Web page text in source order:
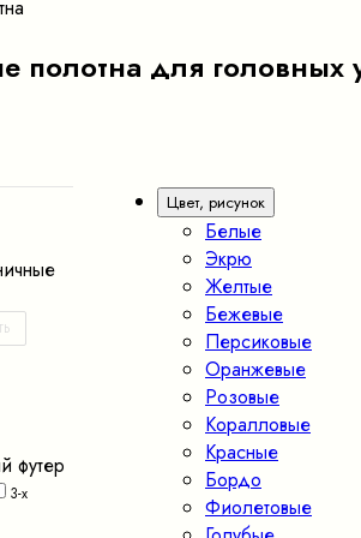
полотна для головных
футер
3-х
Цвет, рисунок
Белые
Экрю
Желтые
Бежевые
Персиковые
Оранжевые
Розовые
Коралловые
Красные
Бордо
Фиолетовые